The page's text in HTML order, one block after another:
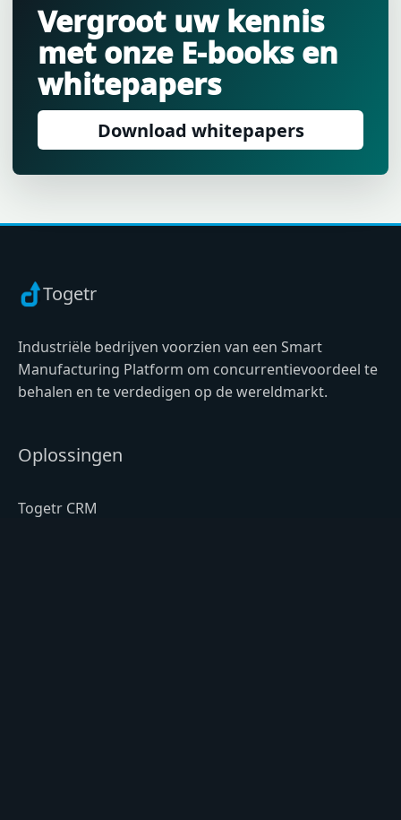
Vergroot uw kennis
met onze E-books en
whitepapers
Download whitepapers
Togetr
Industriële bedrijven voorzien van een Smart
Manufacturing Platform om concurrentievoordeel te
behalen en te verdedigen op de wereldmarkt.
Oplossingen
Togetr CRM